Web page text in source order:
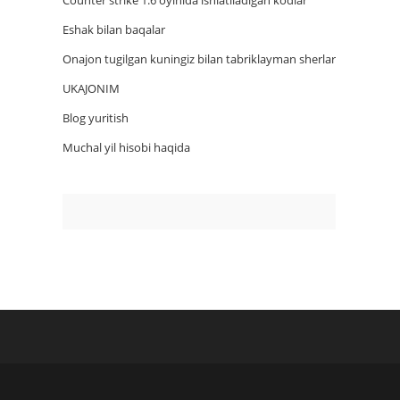
Eshak bilan baqalar
Onajon tugilgan kuningiz bilan tabriklayman sherlar
UKAJONIM
Blog yuritish
Muchal yil hisobi haqida